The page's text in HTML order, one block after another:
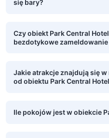
się bary?
Czy obiekt Park Central
bezdotykowe
Jakie atrakcje znajdują się
od obiektu Park Central
Ile pokojów jest w obiekcie